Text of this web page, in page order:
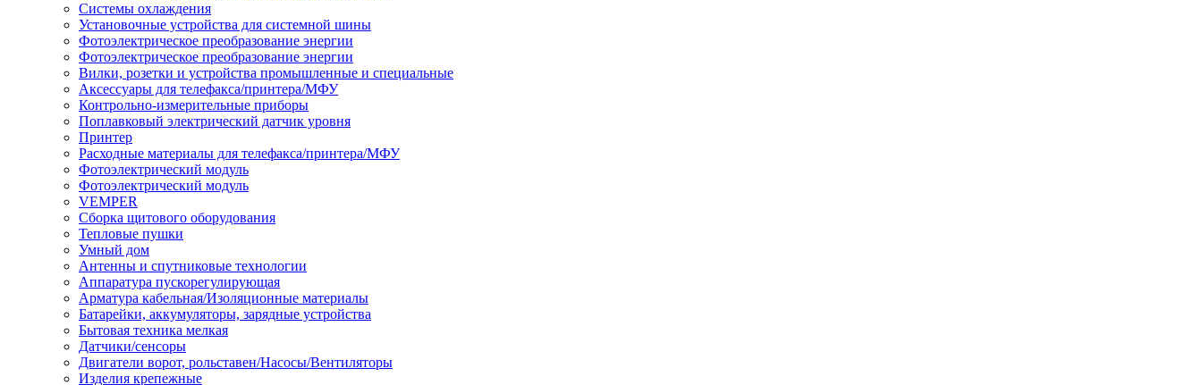
Системы охлаждения
Установочные устройства для системной шины
Фотоэлектрическое преобразование энергии
Фотоэлектрическое преобразование энергии
Вилки, розетки и устройства промышленные и специальные
Аксессуары для телефакса/принтера/МФУ
Контрольно-измерительные приборы
Поплавковый электрический датчик уровня
Принтер
Расходные материалы для телефакса/принтера/МФУ
Фотоэлектрический модуль
Фотоэлектрический модуль
VEMPER
Сборка щитового оборудования
Тепловые пушки
Умный дом
Антенны и спутниковые технологии
Аппаратура пускорегулирующая
Арматура кабельная/Изоляционные материалы
Батарейки, аккумуляторы, зарядные устройства
Бытовая техника мелкая
Датчики/сенсоры
Двигатели ворот, рольставен/Насосы/Вентиляторы
Изделия крепежные